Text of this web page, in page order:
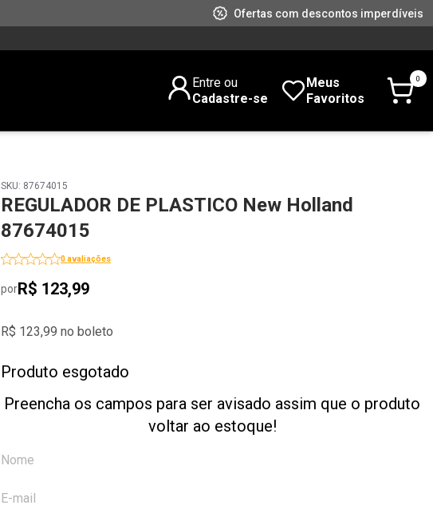
Ofertas com descontos imperdíveis
Entre ou
Cadastre-se
Meus
Favoritos
0
SKU: 87674015
REGULADOR DE PLASTICO New Holland
87674015
0 avaliações
porR$ 123,99
R$ 123,99 no boleto
Produto esgotado
Preencha os campos para ser avisado assim que o produto
voltar ao estoque!